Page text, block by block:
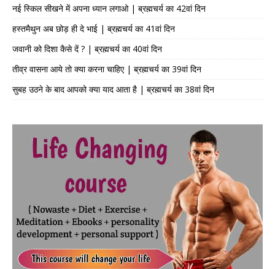
नई स्किल सीखने में अपना ध्यान लगाओ | ब्रह्मचर्य का 42वां दिन
हस्तमैथुन अब छोड़ ही दे भाई | ब्रह्मचर्य का 41वां दिन
जवानी को दिशा कैसे दें ? | ब्रह्मचर्य का 40वां दिन
तीव्र वासना आये तो क्या करना चाहिए | ब्रह्मचर्य का 39वां दिन
सुबह उठने के बाद आपको क्या याद आता है | ब्रह्मचर्य का 38वां दिन